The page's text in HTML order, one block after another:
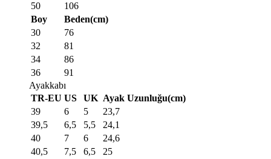
50
106
Boy
Beden(cm)
30
76
32
81
34
86
36
91
Ayakkabı
TR-EU US UK Ayak Uzunluğu(cm)
39
6 5
23,7
39,5
6,5 5,5
24,1
40
7 6
24,6
40,5
7,5 6,5
25